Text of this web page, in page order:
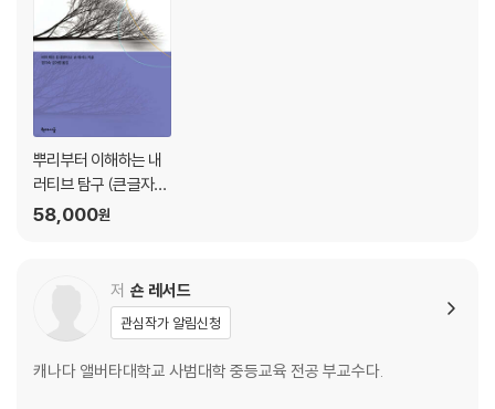
뿌리부터 이해하는 내
러티브 탐구 (큰글자
책)
58,000원
저 숀 레서드
관심작가 알림신청
캐나다 앨버타대학교 사범대학 중등교육 전공 부교수다.